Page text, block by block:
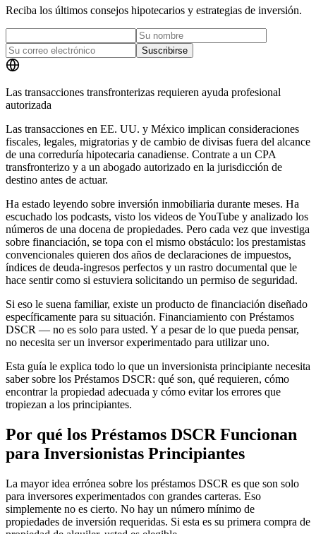
Reciba los últimos consejos hipotecarios y estrategias de inversión.
Suscribirse
Las transacciones transfronterizas requieren ayuda profesional
autorizada
Las transacciones en EE. UU. y México implican consideraciones
fiscales, legales, migratorias y de cambio de divisas fuera del alcance
de una correduría hipotecaria canadiense. Contrate a un CPA
transfronterizo y a un abogado autorizado en la jurisdicción de
destino antes de actuar.
Ha estado leyendo sobre inversión inmobiliaria durante meses. Ha
escuchado los podcasts, visto los videos de YouTube y analizado los
números de una docena de propiedades. Pero cada vez que investiga
sobre financiación, se topa con el mismo obstáculo: los prestamistas
convencionales quieren dos años de declaraciones de impuestos,
índices de deuda-ingresos perfectos y un rastro documental que le
hace sentir como si estuviera solicitando un permiso de seguridad.
Si eso le suena familiar, existe un producto de financiación diseñado
específicamente para su situación. Financiamiento con Préstamos
DSCR — no es solo para usted. Y a pesar de lo que pueda pensar,
no necesita ser un inversor experimentado para utilizar uno.
Esta guía le explica todo lo que un inversionista principiante necesita
saber sobre los Préstamos DSCR: qué son, qué requieren, cómo
encontrar la propiedad adecuada y cómo evitar los errores que
tropiezan a los principiantes.
Por qué los Préstamos DSCR Funcionan
para Inversionistas Principiantes
La mayor idea errónea sobre los préstamos DSCR es que son solo
para inversores experimentados con grandes carteras. Eso
simplemente no es cierto. No hay un número mínimo de
propiedades de inversión requeridas. Si esta es su primera compra de